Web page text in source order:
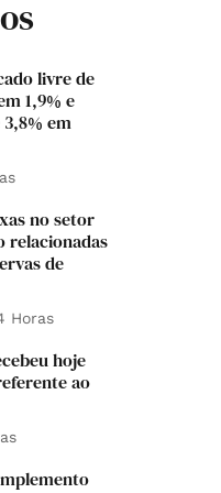
livre de
1,9% e
em
no setor
relacionadas
de
Horas
hoje
ao